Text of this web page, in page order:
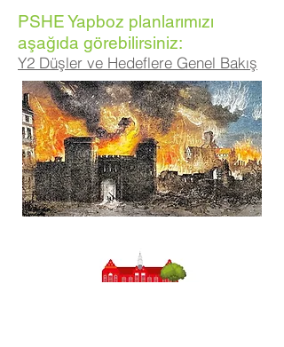
PSHE Yapboz planlarımızı
aşağıda görebilirsiniz:
Y2 Düşler ve Hedeflere Genel Bakış